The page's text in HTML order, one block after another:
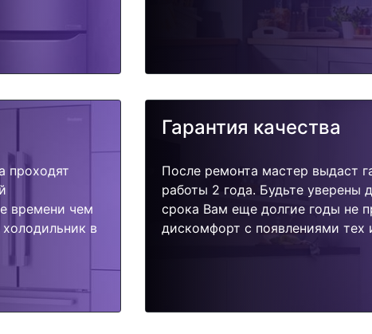
проходят
времени чем
в
Гарантия качества
После ремонта мастер выдаст
работы 2 года. Будьте уверены
срока Вам еще долгие годы не
дискомфорт с появлениями тех